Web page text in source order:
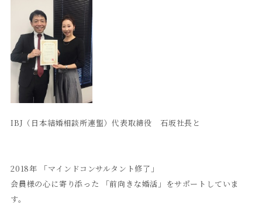
IBJ（日本結婚相談所連盟）代表取締役 石坂社長と
2018年 「マインドコンサルタント修了」
会員様の心に寄り添った 「前向きな婚活」をサポートしていま
す。